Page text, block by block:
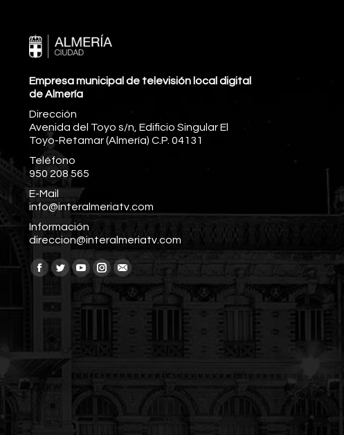
Empresa municipal de televisión local digital
de Almería
Dirección
Avenida del Toyo s/n, Edificio Singular El
Toyo-Retamar (Almería) C.P. 04131
Teléfono
950 208 565
E-Mail
info@interalmeriatv.com
Información
direccion@interalmeriatv.com
Encuéntranos en:
Facebook
TwitterYouTube
Instagram
Mail